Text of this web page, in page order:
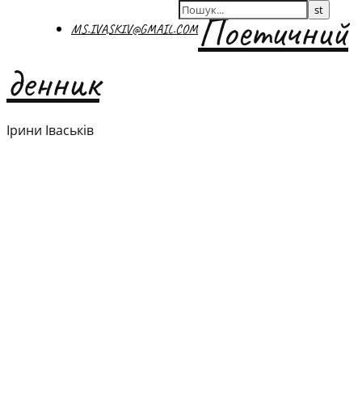
MS.IVASKIV@GMAIL.COMПоетичний
денник
Ірини Іваськів